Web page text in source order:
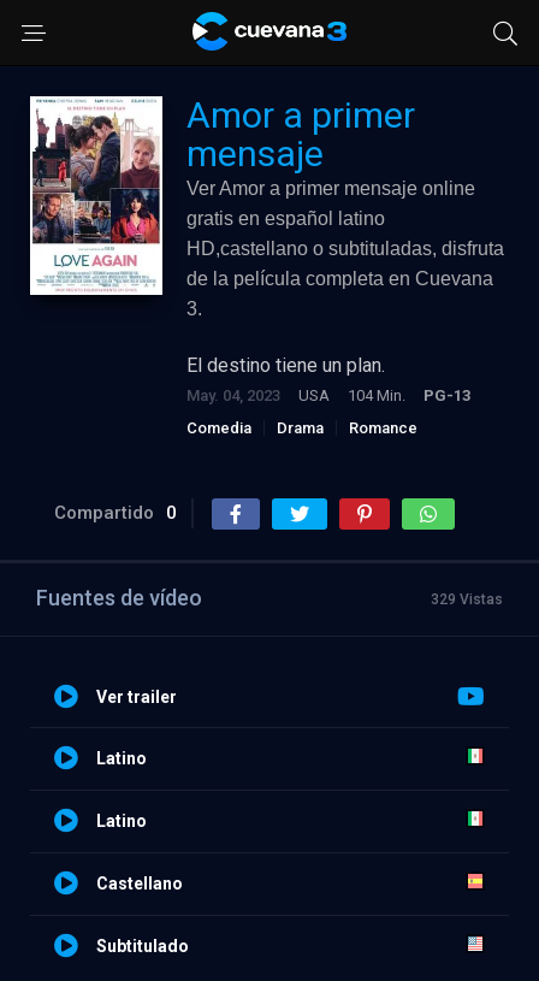
Amor a primer
mensaje
Ver Amor a primer mensaje online
gratis en español latino
HD,castellano o subtituladas, disfruta
de la película completa en Cuevana
3.
El destino tiene un plan.
May. 04, 2023 USA 104 Min.
PG-13
Comedia
Drama Romance
Compartido 0
Fuentes de vídeo 329 Vistas
Ver trailer
Latino
Latino
Castellano
Subtitulado